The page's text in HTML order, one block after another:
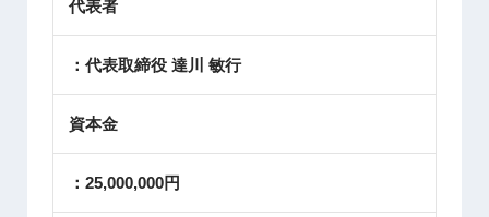
代表者
：代表取締役 達川 敏行
資本金
：25,000,000円